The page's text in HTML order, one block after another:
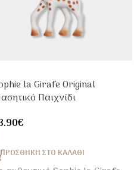
la Girafe Original
Παιχνίδι
€
ΠΡΟΣΘΉΚΗ ΣΤΟ ΚΑΛΆΘΙ